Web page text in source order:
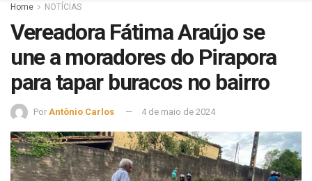
Home NOTÍCIAS
Vereadora Fátima Araújo se
une a moradores do Pirapora
para tapar buracos no bairro
Por Antônio Carlos 4 de maio de 2024